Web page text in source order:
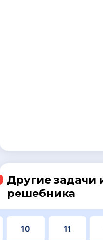
Другие задачи
решебника
10 11